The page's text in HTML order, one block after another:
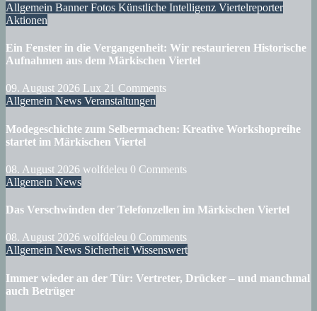
Allgemein BannerFotos Künstliche Intelligenz Viertelreporter
Aktionen
Ein Fenster in die Vergangenheit: Wir restaurieren Historische
Aufnahmen aus dem Märkischen Viertel
09. August 2026 Lux 21 Comments
Allgemein News Veranstaltungen
Modegeschichte zum Selbermachen: Kreative Workshopreihe
startet im Märkischen Viertel
08. August 2026 wolfdeleu 0 Comments
Allgemein News
Das Verschwinden der Telefonzellen im Märkischen Viertel
08. August 2026 wolfdeleu 0 Comments
Allgemein News Sicherheit Wissenswert
Immer wieder an der Tür: Vertreter, Drücker – und manchmal
auch Betrüger